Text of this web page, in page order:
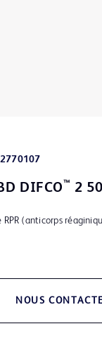
DIFCO™ 2
(anticorps
NOUS